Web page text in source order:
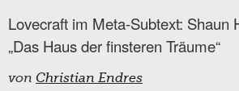
Lovecraft im Meta-Subtext: Shaun
„Das Haus der finsteren Träume“
von Christian Endres